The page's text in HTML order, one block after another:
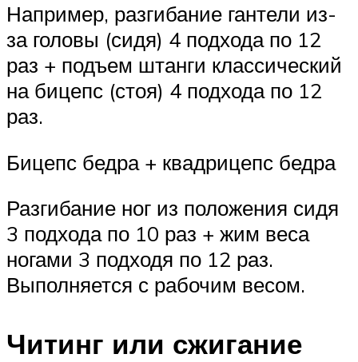
Например, разгибание гантели из-
за головы (сидя) 4 подхода по 12
раз + подъем штанги классический
на бицепс (стоя) 4 подхода по 12
раз.
Бицепс бедра + квадрицепс бедра
Разгибание ног из положения сидя
3 подхода по 10 раз + жим веса
ногами 3 подходя по 12 раз.
Выполняется с рабочим весом.
Читинг или сжигание